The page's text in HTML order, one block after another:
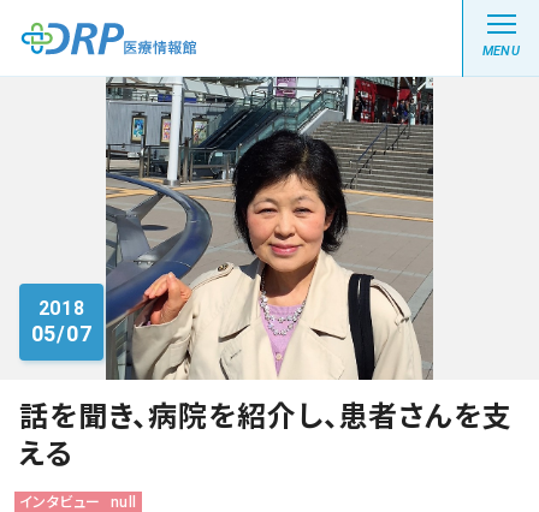
MENU
最新の注目記事
栄養健康レシピ
医療系学生記事
健康川柳
DRP医療情報館とは?
2018
05/07
話を聞き、病院を紹介し、患者さんを支
える
インタビュー null